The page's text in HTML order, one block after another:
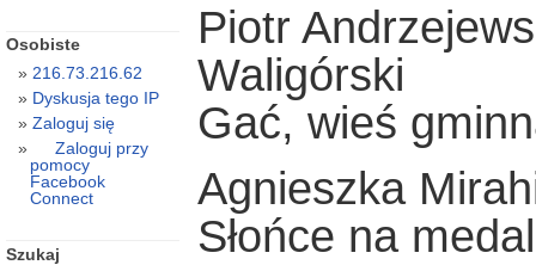
Piotr
Waligórski
Gać, wieś
Agnieszka
Słońce na
Osobiste
216.73.216.62
Dyskusja tego IP
Zaloguj się
Zaloguj przy
pomocy
Facebook
Connect
Szukaj